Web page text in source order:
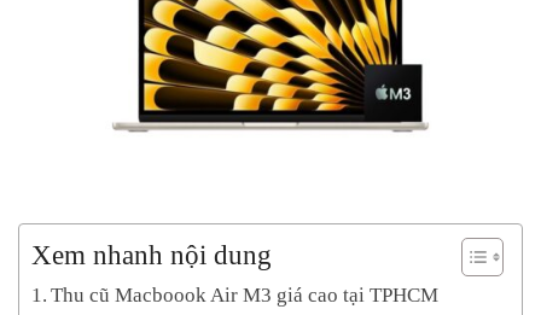
Xem nhanh nội dung
Thu cũ Macboook Air M3 giá cao tại TPHCM